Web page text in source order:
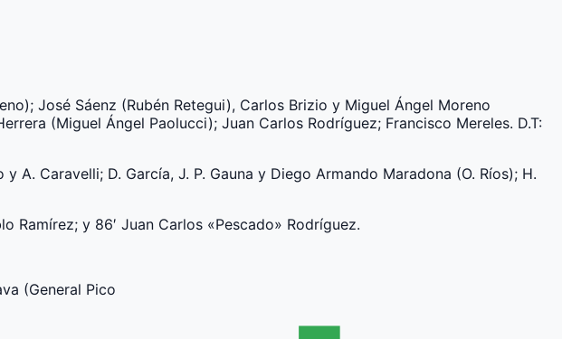
José Sáenz (Rubén Retegui), Carlos Brizio y Miguel Ángel Moreno
(Miguel Ángel Paolucci); Juan Carlos Rodríguez; Francisco Mereles. D.T:
A. Caravelli; D. García, J. P. Gauna y Diego Armando Maradona (O. Ríos); H.
Ramírez; y 86′ Juan Carlos «Pescado» Rodríguez.
(General Pico